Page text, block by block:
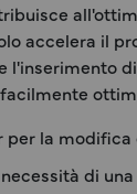
accelera il
la modifica
di